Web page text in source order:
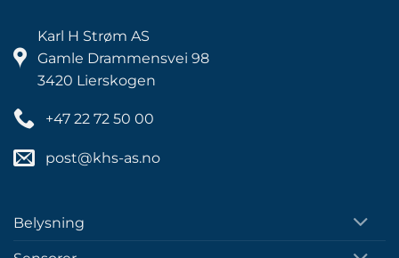
Karl H Strøm AS
Gamle Drammensvei 98
3420 Lierskogen
+47 22 72 50 00
post@khs-as.no
Belysning